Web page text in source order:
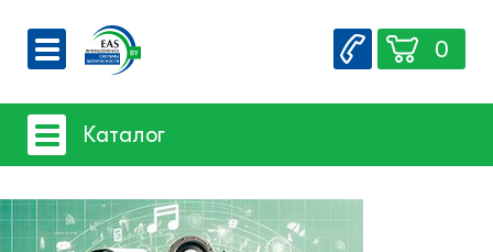
О компании
Вакансии
Контакты
0
Каталог
Системы видеонаблюдения
- iFLOW